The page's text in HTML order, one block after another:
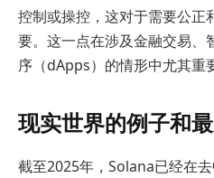
控制或操控，这对于需要公正
要。这一点在涉及金融交易、
序（dApps）的情形中尤其重
现实世界的例子和
截至2025年，Solana已经在